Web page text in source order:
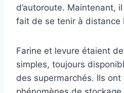
d’autoroute. Maintenant,
fait de se tenir à distance
Farine et levure étaient
simples, toujours
des supermarchés. Ils ont